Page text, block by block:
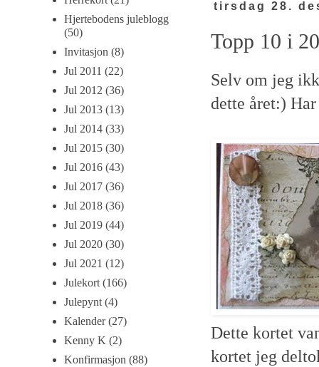
tirsdag 28.
Topp 10 i
Selv om jeg
dette året:)
Dette kortet
kortet jeg
Hjertebodens juleblogg
(50)
Invitasjon (8)
Jul 2011 (22)
Jul 2012 (36)
Jul 2013 (13)
Jul 2014 (33)
Jul 2015 (30)
Jul 2016 (43)
Jul 2017 (36)
Jul 2018 (36)
Jul 2019 (44)
Jul 2020 (30)
Jul 2021 (12)
Julekort (166)
Julepynt (4)
Kalender (27)
Kenny K (2)
Konfirmasjon (88)